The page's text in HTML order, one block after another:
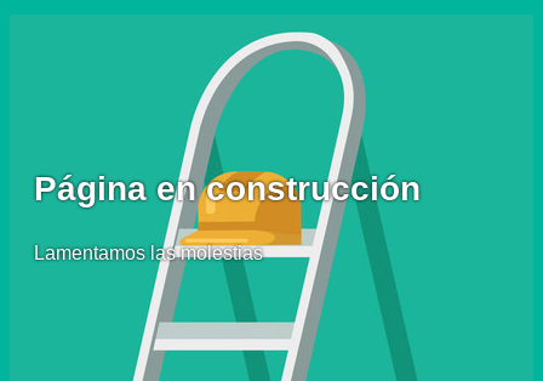
Página en construcción
Lamentamos las molestias